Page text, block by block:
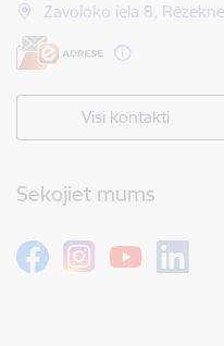
Zavoloko iela 8,
Visi kontakti
Sekojiet mums